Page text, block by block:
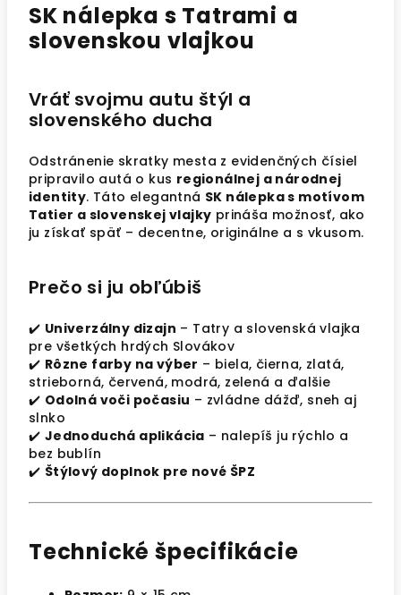
SK nálepka s Tatrami a
slovenskou vlajkou
Vráť svojmu autu štýl a
slovenského ducha
Odstránenie skratky mesta z evidenčných čísiel
pripravilo autá o kus regionálnej a národnej
identity. Táto elegantná SK nálepka s motívom
Tatier a slovenskej vlajky prináša možnosť, ako
ju získať späť – decentne, originálne a s vkusom.
Prečo si ju obľúbiš
✔️ Univerzálny dizajn – Tatry a slovenská vlajka
pre všetkých hrdých Slovákov
✔️ Rôzne farby na výber – biela, čierna, zlatá,
strieborná, červená, modrá, zelená a ďalšie
✔️ Odolná voči počasiu – zvládne dážď, sneh aj
slnko
✔️ Jednoduchá aplikácia – nalepíš ju rýchlo a
bez bublín
✔️ Štýlový doplnok pre nové ŠPZ
Technické špecifikácie